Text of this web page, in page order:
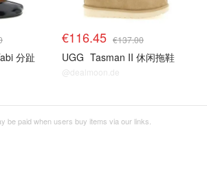
分趾
€116.45 €137.00
UGG Tasman II 休闲拖鞋
@dealmoon.de
be paid when users buy items via our links.